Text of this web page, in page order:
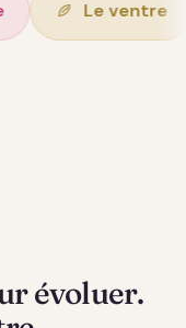
Magie
évoluer.